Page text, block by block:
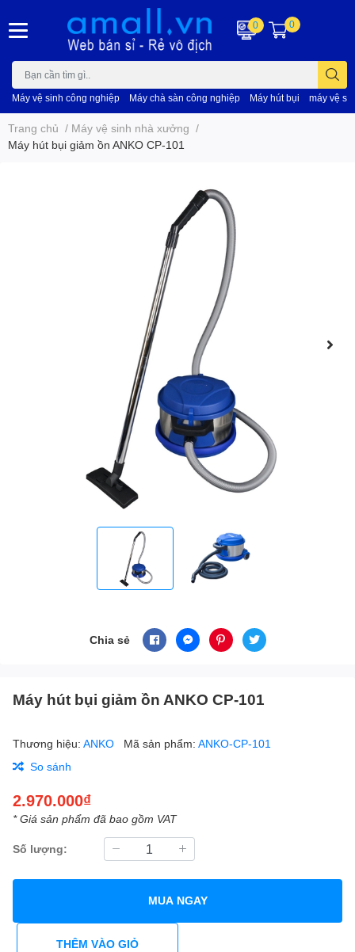
Máy vệ sinh công nghiệp Máy chà sàn công nghiệp Máy hút bụi máy vệ
0 0
Trang chủ / Máy vệ sinh nhà xưởng /
Máy hút bụi giảm ồn ANKO CP-101
Chia sẻ
Máy hút bụi giảm ồn ANKO CP-101
Thương hiệu: ANKO Mã sản phẩm: ANKO-CP-101
So sánh
2.970.000₫
* Giá sản phẩm đã bao gồm VAT
Số lượng:
MUA NGAY
THÊM VÀO GIỎ